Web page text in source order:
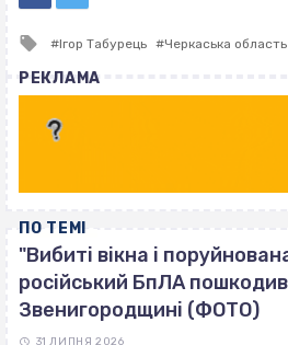
Tagged
Ігор Табурець Черкаська область
РЕКЛАМА
ПО ТЕМІ
"Вибиті вікна і
російський БпЛА
Звенигородщині (ФОТО)
31 ЛИПНЯ 2026